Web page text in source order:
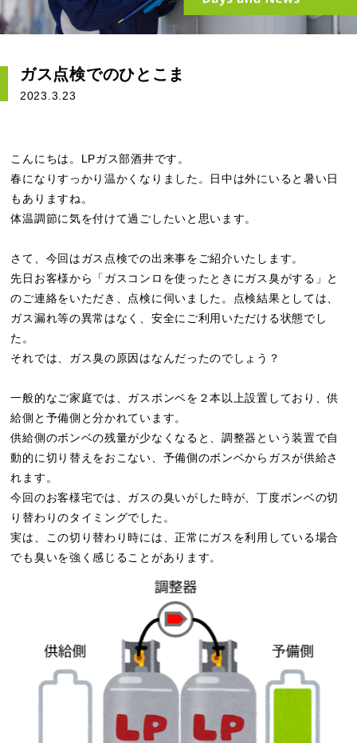
ガス点検でのひとこま
2023.3.23
こんにちは。LPガス部酒井です。
春になりすっかり温かくなりました。日中は外にいると暑い日
もありますね。
体温調節に気を付けて過ごしたいと思います。
さて、今回はガス点検での出来事をご紹介いたします。
先日お客様から「ガスコンロを使ったときにガス臭がする」と
のご連絡をいただき、点検に伺いました。点検結果としては、
ガス漏れ等の異常はなく、安全にご利用いただける状態でし
た。
それでは、ガス臭の原因はなんだったのでしょう？
一般的なご家庭では、ガスボンベを２本以上設置しており、供
給側と予備側と分かれています。
供給側のボンベの残量が少なくなると、調整器という装置で自
動的に切り替えをおこない、予備側のボンベからガスが供給さ
れます。
今回のお客様宅では、ガスの臭いがした時が、丁度ボンベの切
り替わりのタイミングでした。
実は、この切り替わり時には、正常にガスを利用している場合
でも臭いを強く感じることがあります。